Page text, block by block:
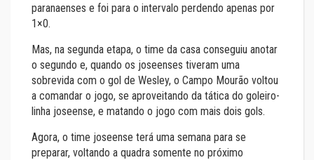
paranaenses e foi para o intervalo perdendo apenas por
1×0.
Mas, na segunda etapa, o time da casa conseguiu anotar
o segundo e, quando os joseenses tiveram uma
sobrevida com o gol de Wesley, o Campo Mourão voltou
a comandar o jogo, se aproveitando da tática do goleiro-
linha joseense, e matando o jogo com mais dois gols.
Agora, o time joseense terá uma semana para se
preparar, voltando a quadra somente no próximo